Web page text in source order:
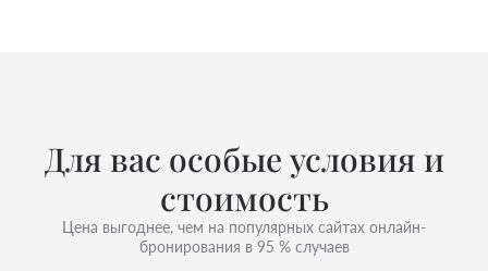
Для вас особые условия и
стоимость
Цена выгоднее, чем на популярных сайтах онлайн-
бронирования в 95 % случаев